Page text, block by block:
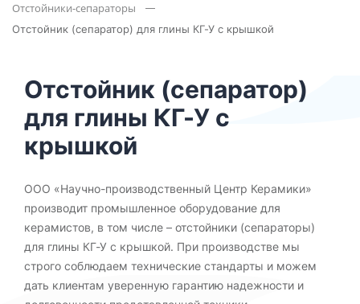
Отстойники-сепараторы
Отстойник (сепаратор) для глины КГ-У с крышкой
Отстойник (сепаратор)
для глины КГ-У с
крышкой
ООО «Научно-производственный Центр Керамики»
производит промышленное оборудование для
керамистов, в том числе – отстойники (сепараторы)
для глины КГ-У с крышкой. При производстве мы
строго соблюдаем технические стандарты и можем
дать клиентам уверенную гарантию надежности и